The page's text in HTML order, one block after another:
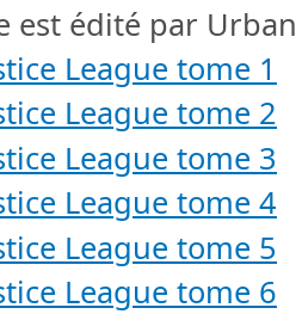
est édité par Urban
League tome 1
League tome 2
League tome 3
League tome 4
League tome 5
League tome 6